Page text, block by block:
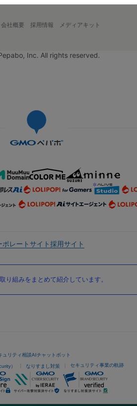
会社概要 採用情報 メディアキット
Inc. All rights reserved.
ポレートサイト採用サイト
組みをまとめて紹介しています。
ュリティ相談AIチャットボット
） なりすまし対策 セキュリティ事業の軌跡